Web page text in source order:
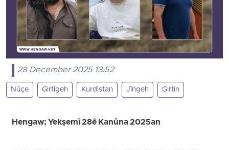
28 December 2025 13:52
Nûçe Girtîgeh Kurdistan Jîngeh Girtin
Hengaw; Yekşemî 28ê Kanûna 2025an